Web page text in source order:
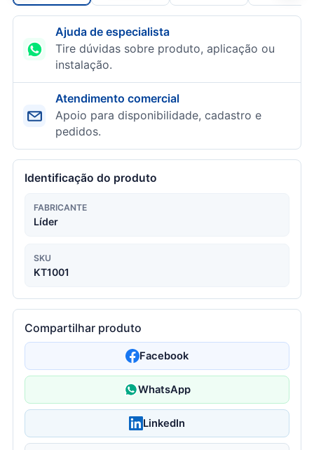
Ajuda de especialista
Tire dúvidas sobre produto, aplicação ou
instalação.
Atendimento comercial
Apoio para disponibilidade, cadastro e
pedidos.
Identificação do produto
FABRICANTE
Líder
SKU
KT1001
Compartilhar produto
Facebook
WhatsApp
LinkedIn